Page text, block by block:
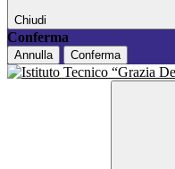
Chiudi
Conferma
Annulla Conferma